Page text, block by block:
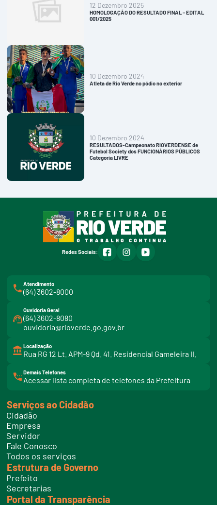
12 Dezembro 2025
HOMOLOGAÇÃO DO RESULTADO FINAL – EDITAL
001/2025
10 Dezembro 2024
Atleta de Rio Verde no pódio no exterior
10 Dezembro 2024
RESULTADOS-Campeonato RIOVERDENSE de
Futebol Society dos FUNCIONÁRIOS PÚBLICOS
Categoria LIVRE
Redes Sociais: facebookinstagramyoutube
Atendimento
(64) 3602-8000
Ouvidoria Geral
(64) 3602-8080
ouvidoria@rioverde.go.gov.br
Localização
Rua RG 12 Lt. APM-9 Qd. 41. Residencial Gameleira II.
Demais Telefones
Acessar lista completa de telefones da Prefeitura
i
t
e
l
f
o
e
s
Serviços ao Cidadão
Cidadão
Empresa
Servidor
Fale Conosco
Todos os serviços
Estrutura de Governo
Prefeito
Secretarias
Portal da Transparência